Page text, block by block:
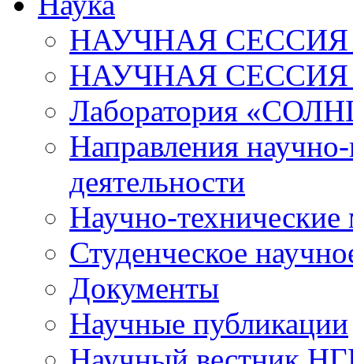
НАУЧНАЯ СЕССИЯ
НАУЧНАЯ
Лаборатория
Направления научно-
деятельности
Научно-технические
Студенческое
Документы
Научные публикации